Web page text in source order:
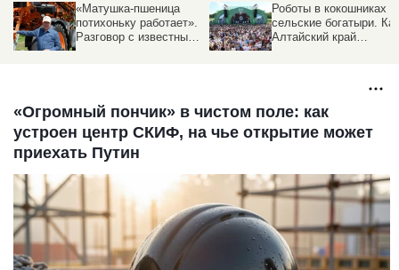
«Матушка-пшеница
потихоньку работает».
Разговор с известным
Роботы в кокошниках и
сельские богатыри. Как
Алтайский край
«Огромный пончик» в чистом поле: как
устроен центр СКИФ, на чье открытие может
приехать Путин